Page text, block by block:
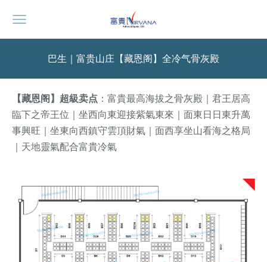
巴生｜富贵山庄【藏恩阁】全冷气骨灰殿
【藏恩阁】超級卖点 ：富貴最高海拔之骨灰殿｜君王居高
臨下之帝王位｜坐西向東迎接紫氣東來｜面東日日東升萬
事興旺｜坐東向西鎮守雲頂財氣｜面西享坐山看海之格局
｜天地靈氣配合富貴冷氣